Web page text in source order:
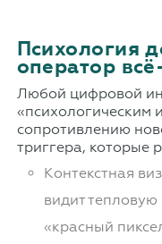
Психология
оператор
Любой цифровой
«психологическим
сопротивлению
триггера, которые
Контекстная
видит тепловую
«красный